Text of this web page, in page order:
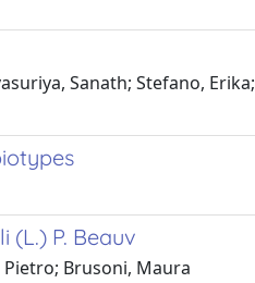
Sanath; Stefano,
P. Beauv
Pietro; Brusoni, Maura